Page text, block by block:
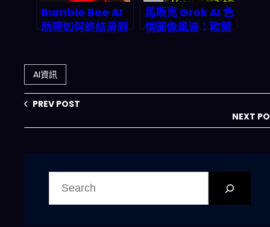
Bumble Bee AI
助理如何終結滑到
友的深度解析
馬斯克 Grok AI 色
情圖像風波：歐盟
AI資訊
PREV POST
NEXT